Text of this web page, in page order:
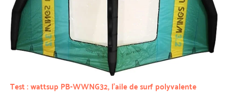
Test : wattsup PB-WWNG32, l’aile de surf polyvalente